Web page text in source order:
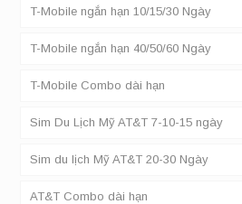
T-Mobile ngắn hạn 10/15/30 Ngày
T-Mobile ngắn hạn 40/50/60 Ngày
T-Mobile Combo dài hạn
Sim Du Lịch Mỹ AT&T 7-10-15 ngày
Sim du lịch Mỹ AT&T 20-30 Ngày
AT&T Combo dài hạn